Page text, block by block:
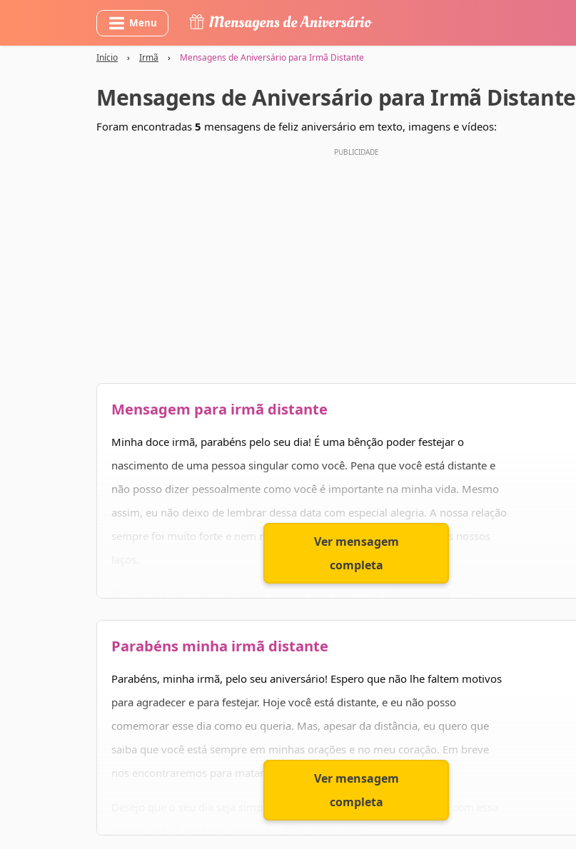
Menu
Início › Irmã › Mensagens de Aniversário para Irmã Distante
Mensagens de Aniversário para Irmã Distante
Foram encontradas 5 mensagens de feliz aniversário em texto, imagens e vídeos:
Mensagem para irmã distante
Minha doce irmã, parabéns pelo seu dia! É uma bênção poder festejar o
nascimento de uma pessoa singular como você. Pena que você está distante e
não posso dizer pessoalmente como você é importante na minha vida. Mesmo
assim, eu não deixo de lembrar dessa data com especial alegria. A nossa relação
sempre foi muito forte e nem mesmo a distância é capaz de abalar os nossos
passar. Espero que no próximo ano você não esteja tão distante, para
comemorarmos o seu aniversário juntas. Feliz aniversário! Eu adoro você!
Ver mensagem
completa
Parabéns minha irmã distante
Parabéns, minha irmã, pelo seu aniversário! Espero que não lhe faltem motivos
para agradecer e para festejar. Hoje você está distante, e eu não posso
comemorar esse dia como eu queria. Mas, apesar da distância, eu quero que
saiba que você está sempre em minhas orações e no meu coração. Em breve
nos encontraremos para matarmos as saudades…
Desejo que o seu dia seja simplesmente maravilhoso e que o celebre com essa
Ver mensagem
completa